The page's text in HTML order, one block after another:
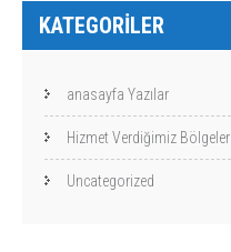
KATEGORILER
anasayfa Yazılar
Hizmet Verdiğimiz Bölgeler
Uncategorized